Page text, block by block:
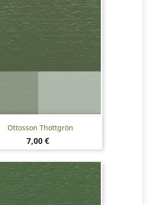
Ottosson Thottgrön
Pris
7,00 €